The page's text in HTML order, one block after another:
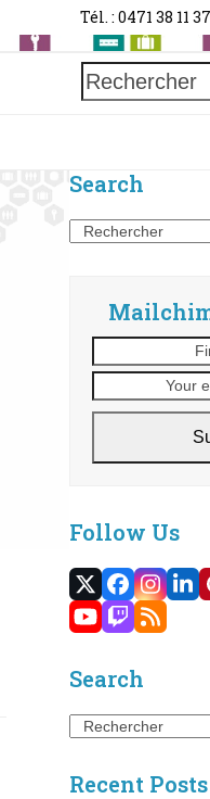
Tél. : 0471 38 11 37
Rechercher
Search
Search
name
Follow Us
Twitter
(deprecated)
YouTube
Twitch
RSS
Search
Search
Recent Posts